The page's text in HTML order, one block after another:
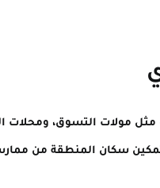
مثل مولات التسوق، ومحلات
سكان المنطقة من